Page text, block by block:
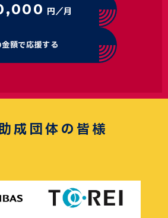
円／月
額で応援する
成団体の皆様